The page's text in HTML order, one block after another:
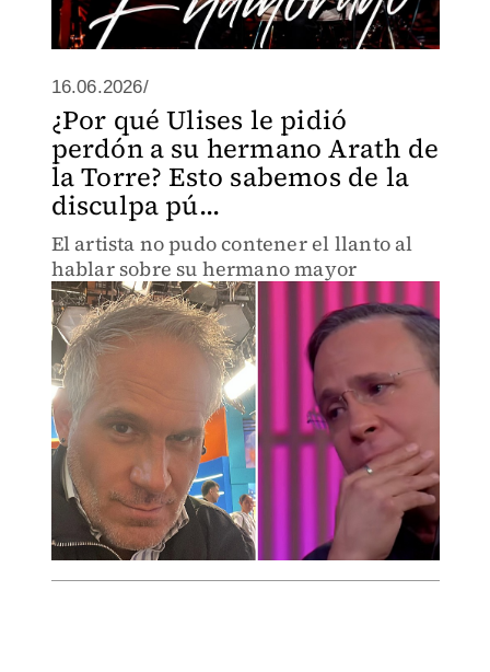
16.06.2026/
¿Por qué Ulises le pidió
perdón a su hermano Arath de
la Torre? Esto sabemos de la
disculpa pú...
El artista no pudo contener el llanto al
hablar sobre su hermano mayor